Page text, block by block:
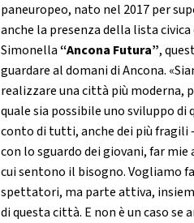
paneuropeo, nato nel 2017 per
anche la presenza della lista
Simonella“Ancona Futura”,
guardare al domani di Ancona.
realizzare una città più moderna,
quale sia possibile uno sviluppo
conto di tutti, anche dei più fragili
con lo sguardo dei giovani, far
cui sentono il bisogno. Vogliamo
spettatori, ma parte attiva,
di questa città. E non è un caso